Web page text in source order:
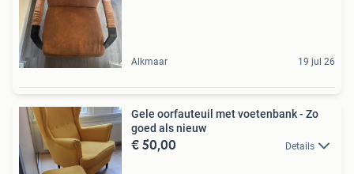
Alkmaar 19 jul 26
Gele oorfauteuil met voetenbank - Zo
goed als nieuw
€ 50,00 Details